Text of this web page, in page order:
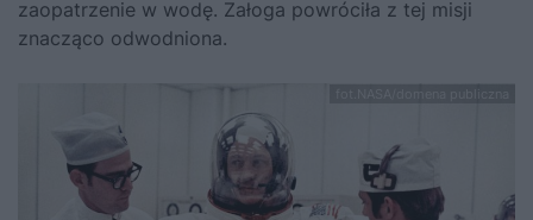
zaopatrzenie w wodę. Załoga powróciła z tej misji
znacząco odwodniona.
fot.NASA/domena publiczna